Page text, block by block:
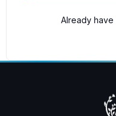
Already have